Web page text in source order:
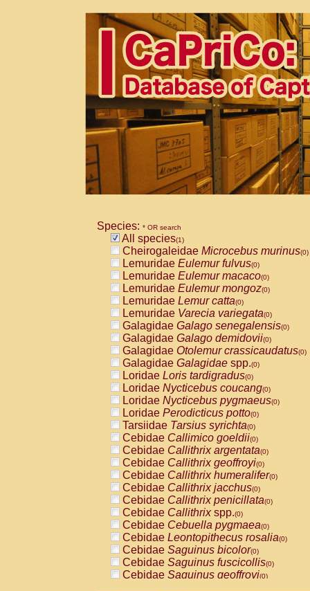
Species: * OR search
All species(1)
Cheirogaleidae Microcebus murinus(0)
Lemuridae Eulemur fulvus(0)
Lemuridae Eulemur macaco(0)
Lemuridae Eulemur mongoz(0)
Lemuridae Lemur catta(0)
Lemuridae Varecia variegata(0)
Galagidae Galago senegalensis(0)
Galagidae Galago demidovii(0)
Galagidae Otolemur crassicaudatus(0)
Galagidae Galagidae spp.(0)
Loridae Loris tardigradus(0)
Loridae Nycticebus coucang(0)
Loridae Nycticebus pygmaeus(0)
Loridae Perodicticus potto(0)
Tarsiidae Tarsius syrichta(0)
Cebidae Callimico goeldii(0)
Cebidae Callithrix argentata(0)
Cebidae Callithrix geoffroyi(0)
Cebidae Callithrix humeralifer(0)
Cebidae Callithrix jacchus(0)
Cebidae Callithrix penicillata(0)
Cebidae Callithrixspp.(0)
Cebidae Cebuella pygmaea(0)
Cebidae Leontopithecus rosalia(0)
Cebidae Saguinus bicolor(0)
Cebidae Saguinus fuscicollis(0)
Cebidae Saguinus geoffroyi(0)